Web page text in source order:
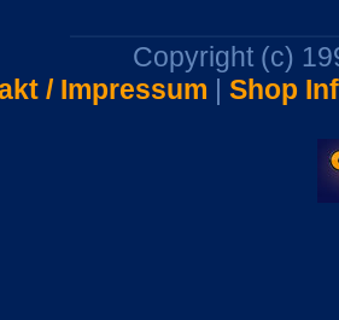
Copyright (c)
/ Impressum | Shop